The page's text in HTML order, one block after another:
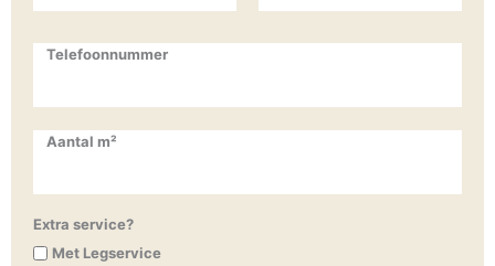
Telefoonnummer
Aantal m²
Extra service?
Met Legservice